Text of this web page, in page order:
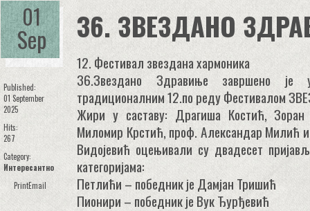
01
Sep
Published:
01 September
2025
Hits:
267
Category:
Интересантно
PrintEmail
36. ЗВЕЗДАНО
12. Фестивал звездана хармоника
36.Звездано Здравиње завршено је
традиционалним 12.по реду Фестивалом
Жири у саставу: Драгиша Костић,
Миломир Крстић, проф. Александар Милић
Видојевић оцењивали су двадесет
категоријама:
Петлићи – победник је Дамјан Тришић
Пионири – победник је Вук Ђурђевић